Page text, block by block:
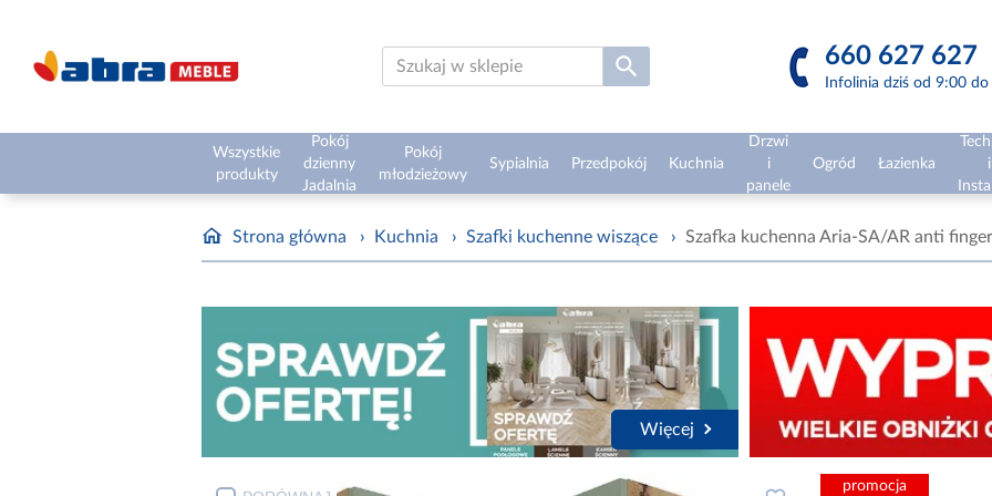
660 627 627
Infolinia dziś od 9:00
Wszystkie
produkty
Pokój
dzienny
Jadalnia
Pokój
młodzieżowy
Sypialnia Przedpokój Kuchnia
Drzwi
i
panele
Ogród Łazienka
i
Strona główna › Kuchnia › Szafki kuchenne wiszące › Szafka kuchenna Aria-SA/AR anti
Więcej
promocja